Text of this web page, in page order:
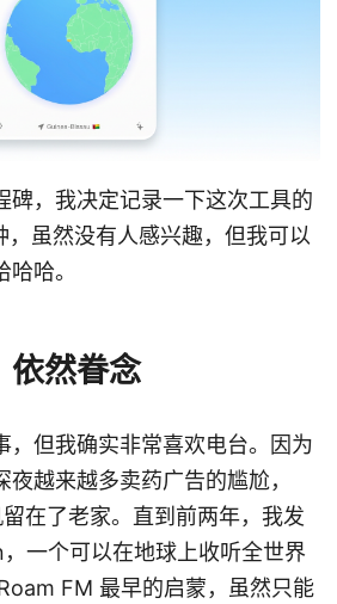
碑，我决定记录一下这次工具的
，虽然没有人感兴趣，但我可以
哈。
依然眷念
，但我确实非常喜欢电台。因为
越来越多卖药广告的尴尬，
在了老家。直到前两年，我发
一个可以在地球上收听全世界
FM 最早的启蒙，虽然只能